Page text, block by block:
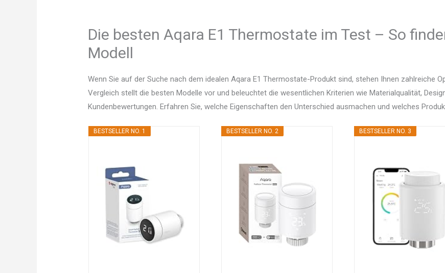
Die besten Aqara E1 Thermostate im Test – So
Modell
Wenn Sie auf der Suche nach dem idealen Aqara E1 Thermostate-Produkt sind, stehen Ihnen zahlreiche
Vergleich stellt die besten Modelle vor und beleuchtet die wesentlichen Kriterien wie Materialqualität,
Kundenbewertungen. Erfahren Sie, welche Eigenschaften den Unterschied ausmachen und welches
BESTSELLER NO. 1 BESTSELLER NO. 2 BESTSELLER NO. 3